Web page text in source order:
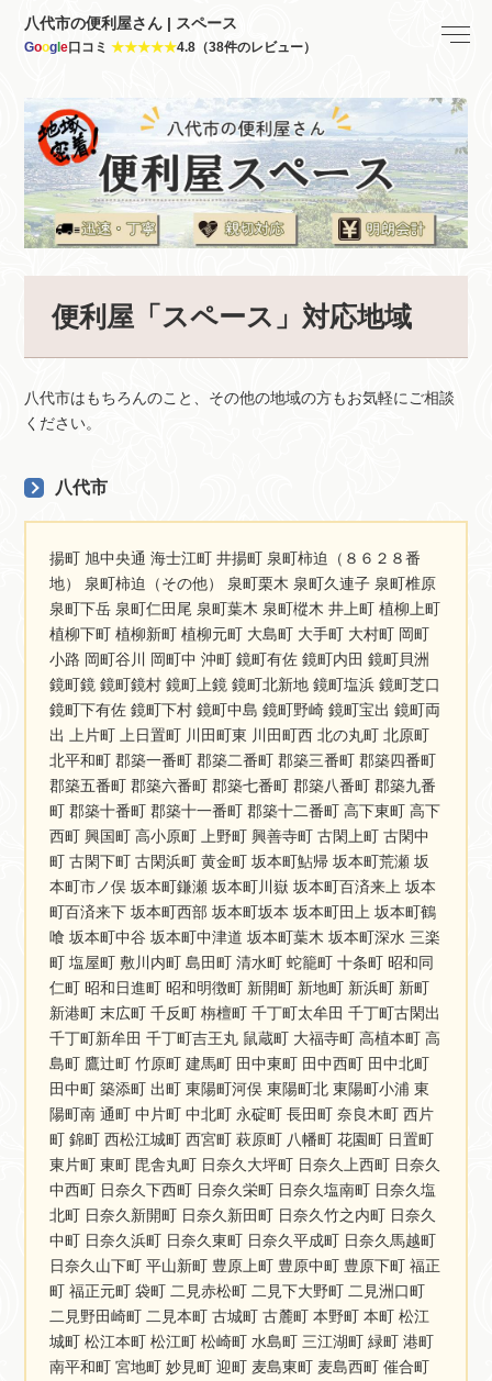
八代市の便利屋さん | スペース
Goog le口コミ★★★★★4.8（38件のレビュー）
便利屋「スペース」対応地域
八代市はもちろんのこと、その他の地域の方もお気軽にご相談
ください。
八代市
揚町 旭中央通 海士江町 井揚町 泉町柿迫（８６２８番
地） 泉町柿迫（その他） 泉町栗木 泉町久連子 泉町椎原
泉町下岳 泉町仁田尾 泉町葉木 泉町樅木 井上町 植柳上町
植柳下町 植柳新町 植柳元町 大島町 大手町 大村町 岡町
小路 岡町谷川 岡町中 沖町 鏡町有佐 鏡町内田 鏡町貝洲
鏡町鏡 鏡町鏡村 鏡町上鏡 鏡町北新地 鏡町塩浜 鏡町芝口
鏡町下有佐 鏡町下村 鏡町中島 鏡町野崎 鏡町宝出 鏡町両
出 上片町 上日置町 川田町東 川田町西 北の丸町 北原町
北平和町 郡築一番町 郡築二番町 郡築三番町 郡築四番町
郡築五番町 郡築六番町 郡築七番町 郡築八番町 郡築九番
町 郡築十番町 郡築十一番町 郡築十二番町 高下東町 高下
西町 興国町 高小原町 上野町 興善寺町 古閑上町 古閑中
町 古閑下町 古閑浜町 黄金町 坂本町鮎帰 坂本町荒瀬 坂
本町市ノ俣 坂本町鎌瀬 坂本町川嶽 坂本町百済来上 坂本
町百済来下 坂本町西部 坂本町坂本 坂本町田上 坂本町鶴
喰 坂本町中谷 坂本町中津道 坂本町葉木 坂本町深水 三楽
町 塩屋町 敷川内町 島田町 清水町 蛇籠町 十条町 昭和同
仁町 昭和日進町 昭和明徴町 新開町 新地町 新浜町 新町
新港町 末広町 千反町 栴檀町 千丁町太牟田 千丁町古閑出
千丁町新牟田 千丁町吉王丸 鼠蔵町 大福寺町 高植本町 高
島町 鷹辻町 竹原町 建馬町 田中東町 田中西町 田中北町
田中町 築添町 出町 東陽町河俣 東陽町北 東陽町小浦 東
陽町南 通町 中片町 中北町 永碇町 長田町 奈良木町 西片
町 錦町 西松江城町 西宮町 萩原町 八幡町 花園町 日置町
東片町 東町 毘舎丸町 日奈久大坪町 日奈久上西町 日奈久
中西町 日奈久下西町 日奈久栄町 日奈久塩南町 日奈久塩
北町 日奈久新開町 日奈久新田町 日奈久竹之内町 日奈久
中町 日奈久浜町 日奈久東町 日奈久平成町 日奈久馬越町
日奈久山下町 平山新町 豊原上町 豊原中町 豊原下町 福正
町 福正元町 袋町 二見赤松町 二見下大野町 二見洲口町
二見野田崎町 二見本町 古城町 古麓町 本野町 本町 松江
城町 松江本町 松江町 松崎町 水島町 三江湖町 緑町 港町
南平和町 宮地町 妙見町 迎町 麦島東町 麦島西町 催合町